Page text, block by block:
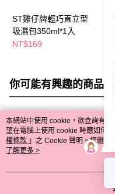
ST雞仔牌輕巧直立型
吸濕包350ml*1入
NT$169
你可能有興趣的商品
熱門標籤
本網站中使用 cookie，欲查詢有關
望在電腦上使用 cookie 時應如何
權條款 」之 Cookie 聲明。您繼續
用條款之 Cookie 聲明使用 cookie
了解更多 >